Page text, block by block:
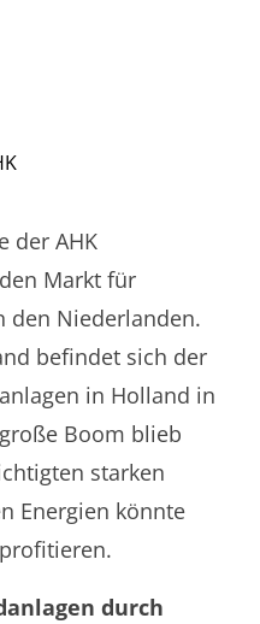
der AHK
Markt für
den Niederlanden.
befindet sich der
in Holland in
Boom blieb
starken
Energien könnte
durch